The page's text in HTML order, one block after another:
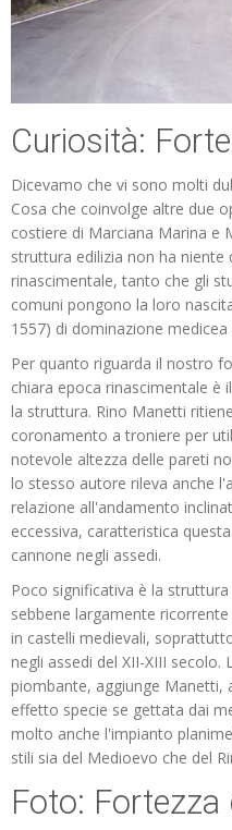
Curiosità:
Dicevamo che vi sono molti
Cosa che coinvolge altre due
costiere di Marciana Marina e
struttura edilizia non ha niente
rinascimentale, tanto che gli
comuni pongono la loro
1557) di dominazione
Per quanto riguarda il nostro
chiara epoca rinascimentale
la struttura. Rino Manetti
coronamento a troniere per
notevole altezza delle pareti
lo stesso autore rileva anche
relazione all'andamento
eccessiva, caratteristica
cannone negli assedi.
Poco significativa è la
sebbene largamente
in castelli medievali,
negli assedi del XII-XIII secolo.
piombante, aggiunge Manetti,
effetto specie se gettata dai
molto anche l'impianto
stili sia del Medioevo che del
Foto: Fortezza